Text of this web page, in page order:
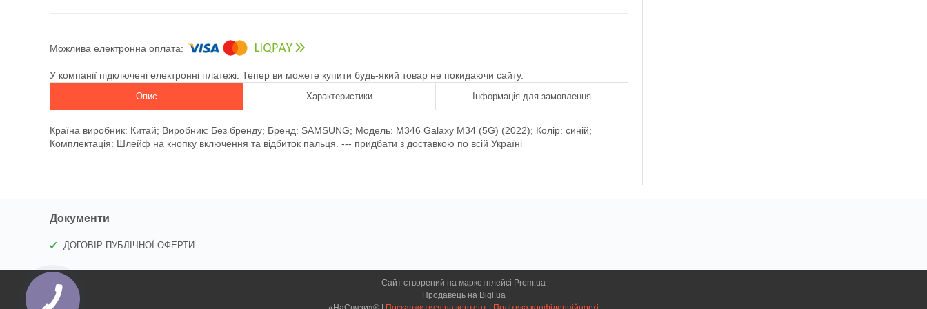
У компанії підключені електронні платежі. Тепер ви можете купити будь-який товар не покидаючи сайту.
Опис Характеристики Інформація для замовлення
Країна виробник: Китай; Виробник: Без бренду; Бренд: SAMSUNG; Модель: M346 Galaxy M34 (5G) (2022); Колір: синій;
Комплектація: Шлейф на кнопку включення та відбиток пальця. --- придбати з доставкою по всій Україні
Документи
ДОГОВІР ПУБЛІЧНОЇ ОФЕРТИ
Сайт створений на маркетплейсі Prom.ua
Продавець на Bigl.ua